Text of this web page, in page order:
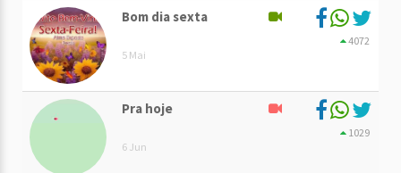
Bom dia sexta
5 Mai
4072
Pra hoje
6 Jun
1029